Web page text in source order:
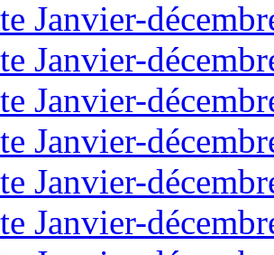
Janvier-
Janvier-
Janvier-
Janvier-
Janvier-
Janvier-